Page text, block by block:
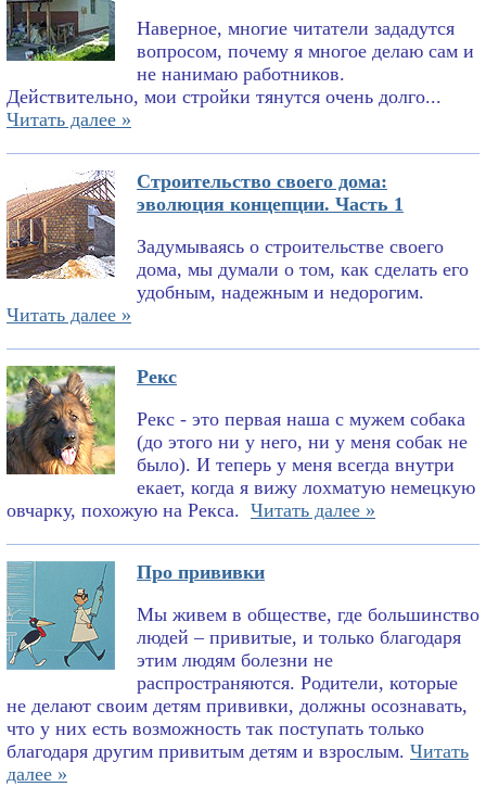
Наверное, многие читатели зададутся
вопросом, почему я многое делаю сам и
не нанимаю работников.
Действительно, мои стройки тянутся очень долго...
Читать далее »
Строительство своего дома:
эволюция концепции. Часть 1
Задумываясь о строительстве своего
дома, мы думали о том, как сделать его
удобным, надежным и недорогим.
Читать далее »
Рекс
Рекс - это первая наша с мужем собака
(до этого ни у него, ни у меня собак не
было). И теперь у меня всегда внутри
екает, когда я вижу лохматую немецкую
овчарку, похожую на Рекса. Читать далее »
Про прививки
Мы живем в обществе, где большинство
людей – привитые, и только благодаря
этим людям болезни не
распространяются. Родители, которые
не делают своим детям прививки, должны осознавать,
что у них есть возможность так поступать только
благодаря другим привитым детям и взрослым. Читать
далее »